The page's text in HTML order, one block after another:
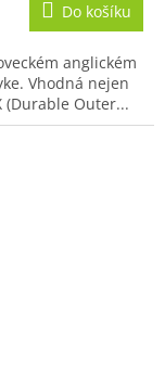
Do košíku
anglickém
Vhodná nejen
(Durable Outer...